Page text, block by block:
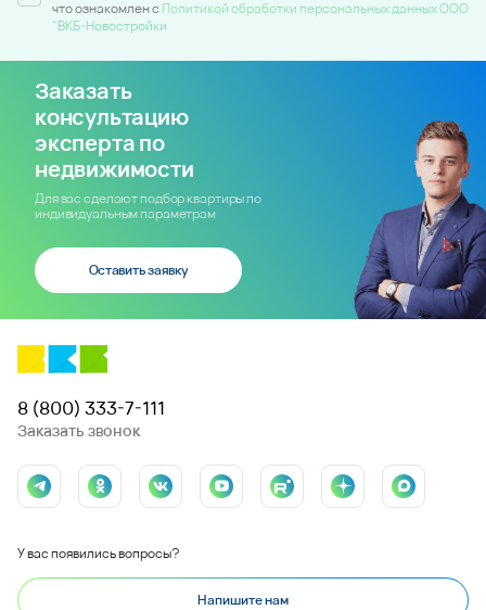
что ознакомлен c Политикой обработки персональных данных ООО
"ВКБ-Новостройки
Заказать
консультацию
эксперта по
недвижимости
Для вас сделают подбор квартиры по
индивидуальным параметрам
Оставить заявку
8 (800) 333-7-111
Заказать звонок
У вас появились вопросы?
Напишите нам